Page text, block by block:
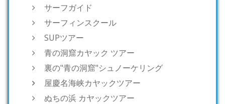
サーフガイド
サーフィンスクール
SUPツアー
青の洞窟カヤック ツアー
裏の"青の洞窟"シュノーケリング
屋慶名海峡カヤックツアー
ぬちの浜 カヤックツアー